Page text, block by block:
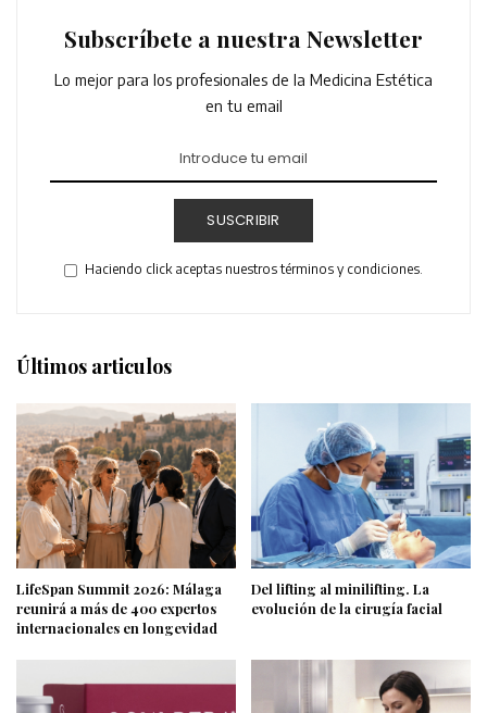
Subscríbete a nuestra Newsletter
Lo mejor para los profesionales de la Medicina Estética
en tu email
SUSCRIBIR
Haciendo click aceptas nuestros términos y condiciones.
Últimos articulos
LifeSpan Summit 2026: Málaga
reunirá a más de 400 expertos
internacionales en longevidad
Del lifting al minilifting. La
evolución de la cirugía facial